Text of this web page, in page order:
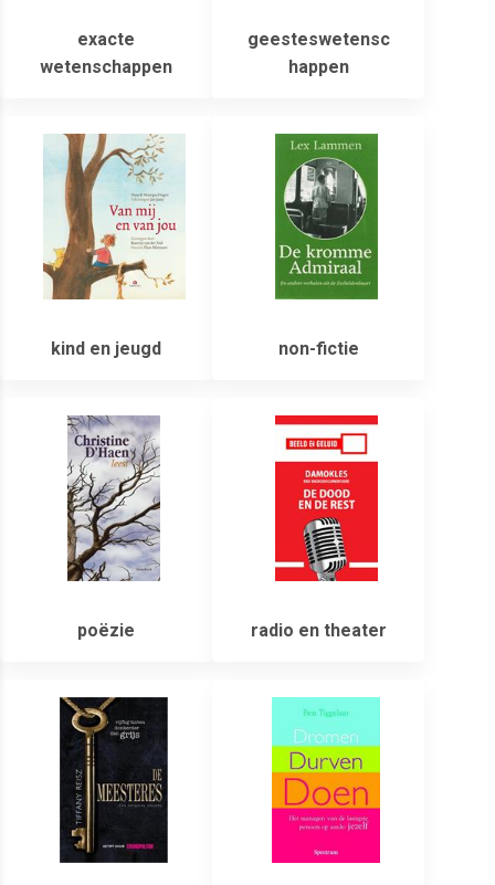
exacte
wetenschappen
geesteswetensc
happen
kind en jeugd non-fictie
poëzie radio en theater